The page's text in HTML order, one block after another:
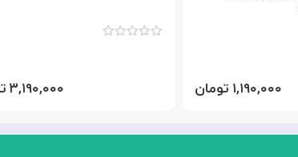
۳,۱۹۰,۰۰۰ تومان ۱,۱۹۰,۰۰۰ تومان